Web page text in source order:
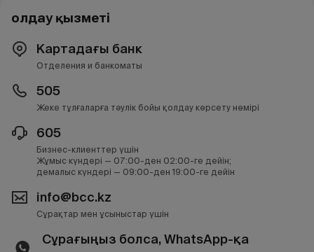
Қолдау қызметі
Картадағы банк
Отделения и банкоматы
505
Жеке тұлғаларға тәулік бойы қолдау көрсету нөмірі
605
Бизнес-клиенттер үшін
Жұмыс күндері — 07:00-ден 02:00-ге дейін;
демалыс күндері — 09:00-ден 19:00-ге дейін
info@bcc.kz
Сұрақтар мен ұсыныстар үшін
Сұрағыңыз болса, WhatsApp-қа